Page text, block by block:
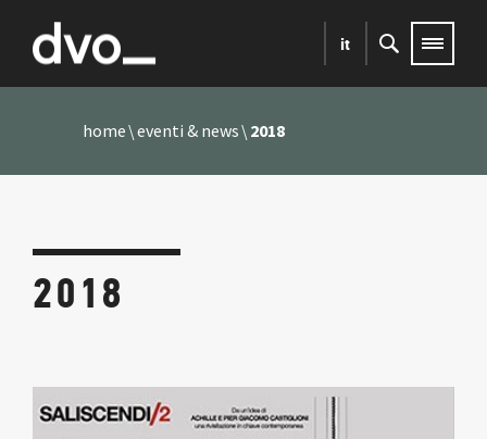
it
home eventi & news 2018
2018